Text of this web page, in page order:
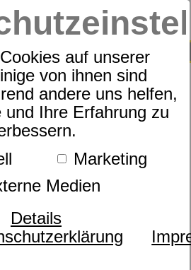
auf unserer
von ihnen sind
andere uns helfen,
und Ihre Erfahrung zu
Marketing
Medien
Details
SUCHE
0
M4